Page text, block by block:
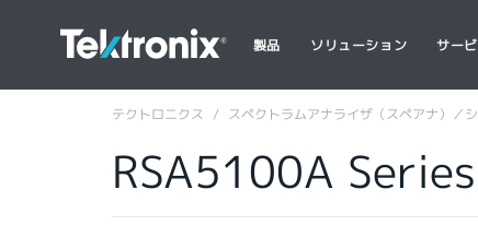
製品 ソリューション サー
テクトロニクス スペクトラムアナライザ（スペアナ）／
RSA5100A Series